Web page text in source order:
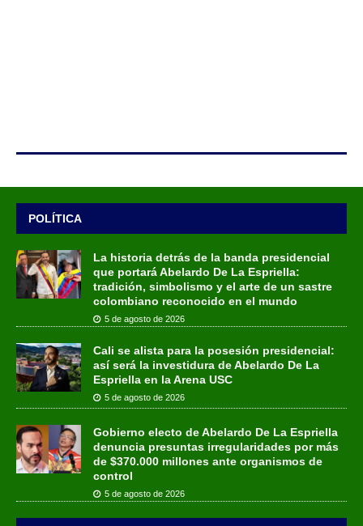
POLÍTICA
La historia detrás de la banda presidencial
que portará Abelardo De La Espriella:
tradición, simbolismo y el arte de un sastre
colombiano reconocido en el mundo
5 de agosto de 2026
Cali se alista para la posesión presidencial:
así será la investidura de Abelardo De La
Espriella en la Arena USC
5 de agosto de 2026
Gobierno electo de Abelardo De La Espriella
denuncia presuntas irregularidades por más
de $370.000 millones ante organismos de
control
5 de agosto de 2026